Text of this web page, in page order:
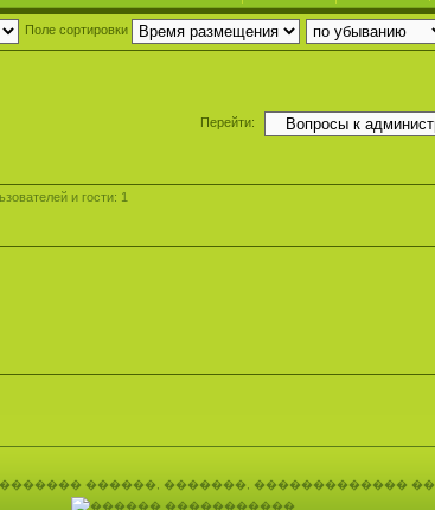
Поле сортировки
Перейти:
и гости: 1